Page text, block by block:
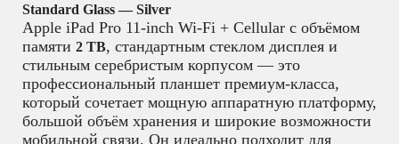
Standard Glass — Silver
Apple iPad Pro 11-inch Wi-Fi + Cellular с объёмом
памяти 2 TB, стандартным стеклом дисплея и
стильным серебристым корпусом — это
профессиональный планшет премиум-класса,
который сочетает мощную аппаратную платформу,
большой объём хранения и широкие возможности
мобильной связи. Он идеально подходит для